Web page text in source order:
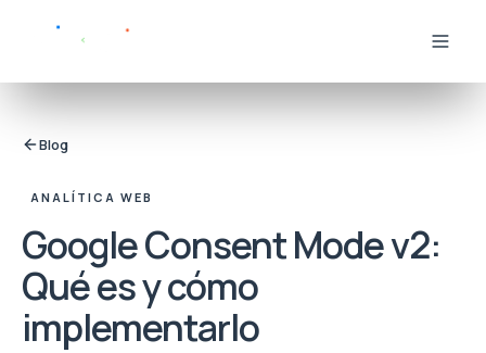
Blog
ANALÍTICA WEB
Google Consent Mode v2:
Qué es y cómo
implementarlo